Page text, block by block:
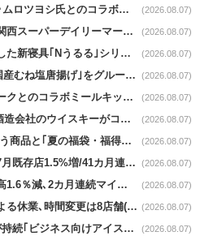
ハンズnews｜創業50周年記念･ムロツヨシ氏とのコラボ企画｢ムロハンズ｣開催 (2026.08.07)
関西フードマーケットnews｜関西スーパーデイリーマート蒲生店8/7改装 (2026.08.07)
ニトリnews｜肌ざわりを追求した新寝具｢Nうるる｣シリーズを発売 (2026.08.07)
U.S.M.Hnews｜ ｢４種だしの国産むね塩唐揚げ｣をグループ610店で共同販促 (2026.08.07)
オイシックスnews｜スノーピークとのコラボミールキット8/13発売 (2026.08.07)
OICグループnews｜グループ酒造会社のウイスキーがコンペティション受賞 (2026.08.07)
PLANTnews｜お盆向けごちそう商品と｢夏の福袋・福得カート｣8/8から開催 (2026.08.07)
リテールパートナーズnews｜7月既存店1.5%増/41カ月連続増 (2026.08.07)
MrMax news｜7月既存店売上高1.6％減､2カ月連続マイナス (2026.08.07)
イオン九州news｜熊本地震による休業､時間変更は8店舗(8/7時点) (2026.08.07)
青山商事news｜6時間冷たさが持続｢ビジネス向けアイスベスト｣発売 (2026.08.07)